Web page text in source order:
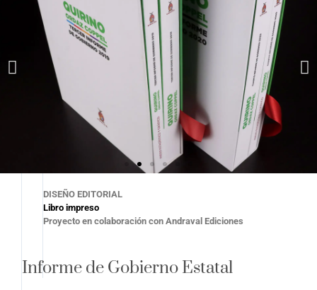
DISEÑO EDITORIAL
Libro impreso
Proyecto en colaboración con Andraval Ediciones
Informe de Gobierno Estatal